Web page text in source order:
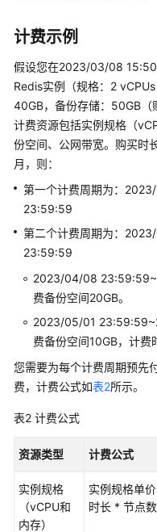
明
停
止
计
成
管
理
入
门
用
指
南
开
参
最
计费示例
假设您在2023/03/08
Redis实例（规格：2
40GB，备份存储：50GB（
计费资源包括实例规格（
份空间、公网带宽。购买时
月，则：
第一个计费周期为：
23:59:59
第二个计费周期为：
23:59:59
2023/04/08
费备份空间20GB。
2023/05/01
费备份空间10GB，计费
您需要为每个计费周期预先
费，计费公式如表2所示。
表2 计费公式
资源类型 计费公式
实例规格
（vCPU和
内存）
实例规格单
时长 * 节点